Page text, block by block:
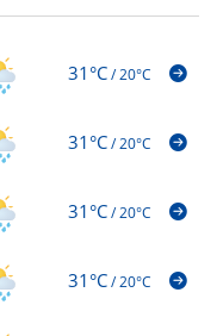
31°C/20°C
31°C/20°C
31°C/20°C
31°C/20°C